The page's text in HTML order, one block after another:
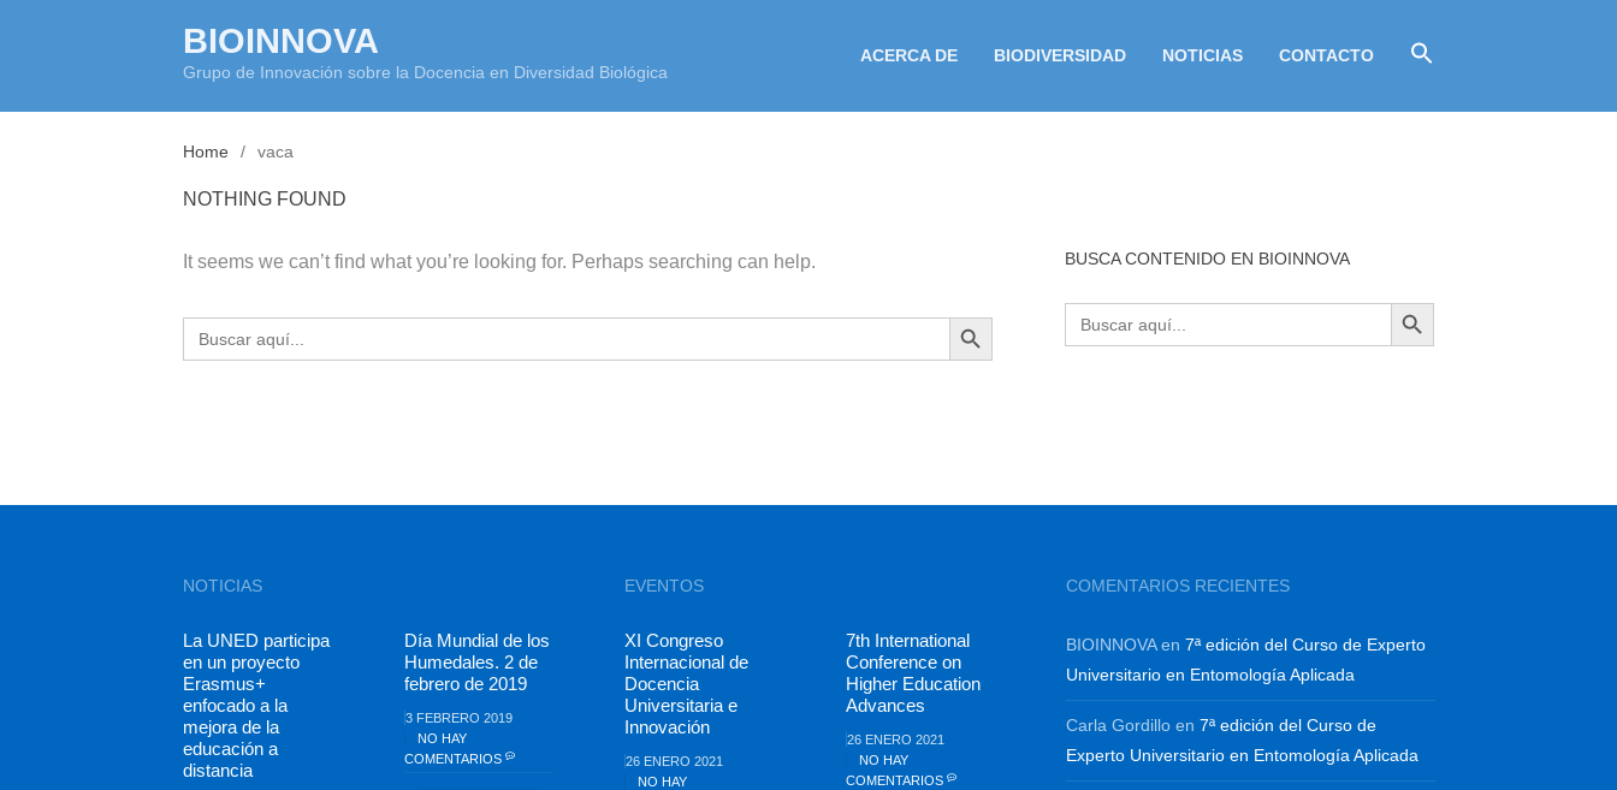
BIOINNOVA
Grupo de Innovación sobre la Docencia en Diversidad Biológica
ACERCA DE BIODIVERSIDAD NOTICIAS CONTACTO
Home vaca
NOTHING FOUND
It seems we can’t find what you’re looking for. Perhaps searching can help.
Buscar: BOTÓN DE BÚSQUEDA
BUSCA CONTENIDO EN BIOINNOVA
Buscar: BOTÓN DE BÚSQUEDA
NOTICIAS
La UNED participa
en un proyecto
Erasmus+
enfocado a la
mejora de la
educación a
distancia
Día Mundial de los
Humedales. 2 de
febrero de 2019
3 FEBRERO 2019
NO HAY
COMENTARIOS
EVENTOS
XI Congreso
Internacional de
Docencia
Universitaria e
Innovación
26 ENERO 2021
NO HAY
7th International
Conference on
Higher Education
Advances
26 ENERO 2021
NO HAY
COMENTARIOS
COMENTARIOS RECIENTES
BIOINNOVAen7ª edición del Curso de Experto
Universitario en Entomología Aplicada
Carla Gordillo en7ª edición del Curso de
Experto Universitario en Entomología Aplicada